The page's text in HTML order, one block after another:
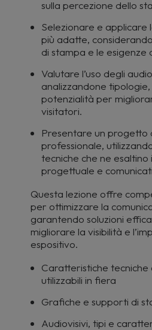
sulla percezione dello
Selezionare e applicare
più adatte,
di stampa e le esigenze
Valutare l’uso degli
analizzandone
potenzialità per
visitatori.
Presentare un progetto
professionale,
tecniche che ne esaltino
progettuale e
Questa lezione offre
per ottimizzare la
garantendo soluzioni
migliorare la visibilità e
espositivo.
Caratteristiche tecniche
utilizzabili in fiera
Grafiche e supporti di
Audiovisivi, tipi e